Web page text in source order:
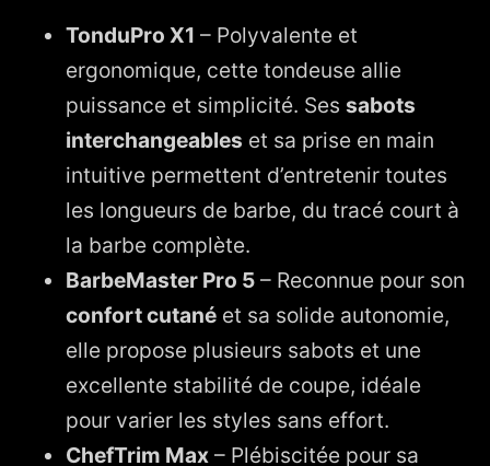
TonduPro X1 – Polyvalente et
ergonomique, cette tondeuse allie
puissance et simplicité. Ses sabots
interchangeables et sa prise en main
intuitive permettent d’entretenir toutes
les longueurs de barbe, du tracé court à
la barbe complète.
BarbeMaster Pro 5 – Reconnue pour son
confort cutané et sa solide autonomie,
elle propose plusieurs sabots et une
excellente stabilité de coupe, idéale
pour varier les styles sans effort.
ChefTrim Max – Plébiscitée pour sa